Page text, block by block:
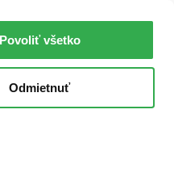
Povoliť všetko
Odmietnuť